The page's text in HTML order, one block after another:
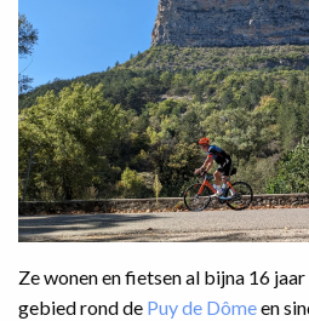
Ze wonen en fietsen al bijna 16
gebied rond de Puy de Dômeen